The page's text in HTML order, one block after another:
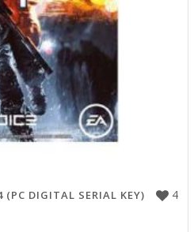
4
(PC DIGITAL SERIAL KEY)